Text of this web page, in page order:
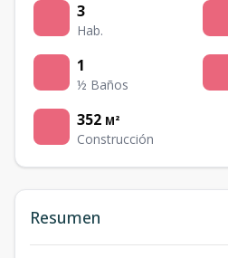
3
Hab.
1
½ Baños
352 M²
Construcción
Resumen